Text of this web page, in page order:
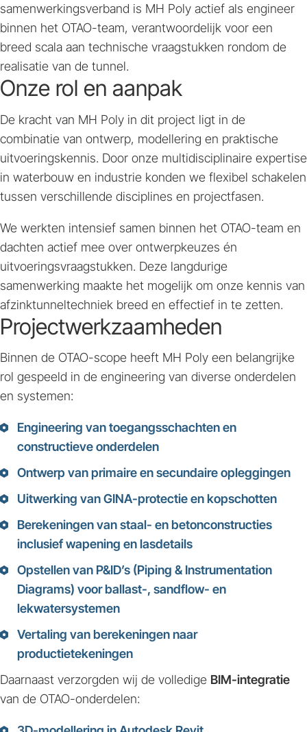
samenwerkingsverband is MH Poly actief als engineer
binnen het OTAO-team, verantwoordelijk voor een
breed scala aan technische vraagstukken rondom de
realisatie van de tunnel.
Onze rol en aanpak
De kracht van MH Poly in dit project ligt in de
combinatie van ontwerp, modellering en praktische
uitvoeringskennis. Door onze multidisciplinaire expertise
in waterbouw en industrie konden we flexibel schakelen
tussen verschillende disciplines en projectfasen.
We werkten intensief samen binnen het OTAO-team en
dachten actief mee over ontwerpkeuzes én
uitvoeringsvraagstukken. Deze langdurige
samenwerking maakte het mogelijk om onze kennis van
afzinktunneltechniek breed en effectief in te zetten.
Projectwerkzaamheden
Binnen de OTAO-scope heeft MH Poly een belangrijke
rol gespeeld in de engineering van diverse onderdelen
en systemen:
Engineering van toegangsschachten en
constructieve onderdelen
Ontwerp van primaire en secundaire opleggingen
Uitwerking van GINA-protectie en kopschotten
Berekeningen van staal- en betonconstructies
inclusief wapening en lasdetails
Opstellen van P&ID’s (Piping & Instrumentation
Diagrams) voor ballast-, sandflow- en
lekwatersystemen
Vertaling van berekeningen naar
productietekeningen
Daarnaast verzorgden wij de volledige BIM-integratie
van de OTAO-onderdelen: